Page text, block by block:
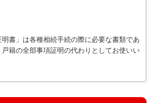
明書」は各種相続手続の際に必要な書類であ
籍の全部事項証明の代わりとしてお使いい